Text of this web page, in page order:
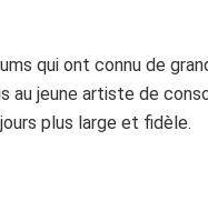
qui ont connu de
au jeune artiste de
plus large et fidèle.